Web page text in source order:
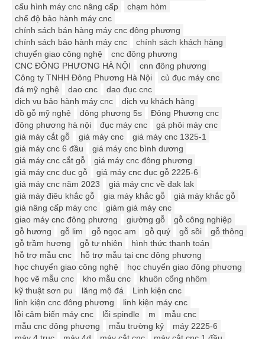
cấu hình máy cnc nâng cấp
chạm hòm
chế độ bảo hành máy cnc
chính sách bán hàng máy cnc đông phương
chính sách bảo hành máy cnc
chính sách khách hàng
chuyển giao công nghệ
cnc đông phương
CNC ĐÔNG PHƯƠNG HÀ NỘI
cnn đông phương
Công ty TNHH Đông Phương Hà Nội
củ đục máy cnc
đá mỹ nghệ
dao cnc
dao đục cnc
dịch vụ bảo hành máy cnc
dịch vụ khách hàng
đồ gỗ mỹ nghệ
đông phương 5s
Đông Phương cnc
đông phương hà nội
đục máy cnc
gá phôi máy cnc
giá máy cắt gỗ
giá máy cnc
giá máy cnc 1325-1
giá máy cnc 6 đầu
giá máy cnc bình dương
giá máy cnc cắt gỗ
giá máy cnc đông phương
giá máy cnc đục gỗ
giá máy cnc đục gỗ 2225-6
giá máy cnc năm 2023
giá máy cnc về đak lak
giá máy điêu khắc gỗ
gia máy khắc gỗ
giá máy khắc gỗ
giá nâng cấp máy cnc
giảm giá máy cnc
giao máy cnc đông phương
giường gỗ
gỗ công nghiệp
gỗ hương
gỗ lim gỗ ngọc am gỗ quý gỗ sồi
gỗ thông
gỗ trầm hương
gỗ tự nhiên
hình thức thanh toán
hỗ trợ mẫu cnc
hỗ trợ mẫu tại cnc đông phương
học chuyển giao công nghệ
học chuyển giao đông phương
học vẽ mẫu cnc
kho mẫu cnc
khuôn cổng nhôm
kỹ thuật sơn pu
lăng mộ đá
Linh kiện cnc
linh kiện cnc đông phương
linh kiện máy cnc
lỗi cảm biến máy cnc
lỗi spindle m
mẫu cnc
mẫu cnc đông phương
mẫu trường kỷ
máy 2225-6